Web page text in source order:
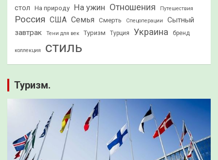
стол
На природу На ужин Отношения Путешествия
Россия США Семья Смерть Спецоперации
Сытный
завтрак
Тени для век Туризм Турция Украина бренд
коллекция стиль
Туризм.